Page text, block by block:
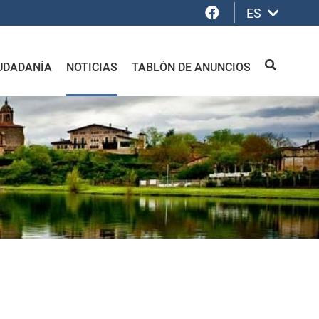
Facebook
ES
NOTICIAS TABLÓN DE ANUNCIOS BUSCAR